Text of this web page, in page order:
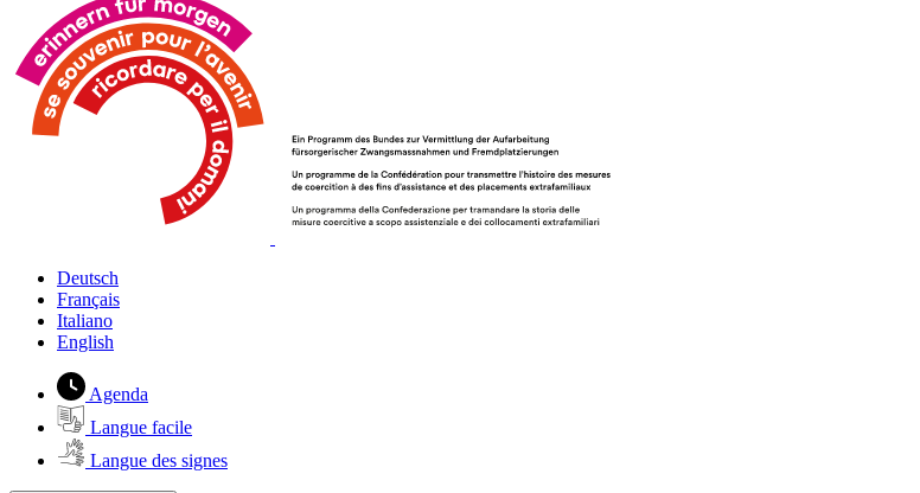
Deutsch
Français
Italiano
English
Agenda
Langue facile
Langue des signes